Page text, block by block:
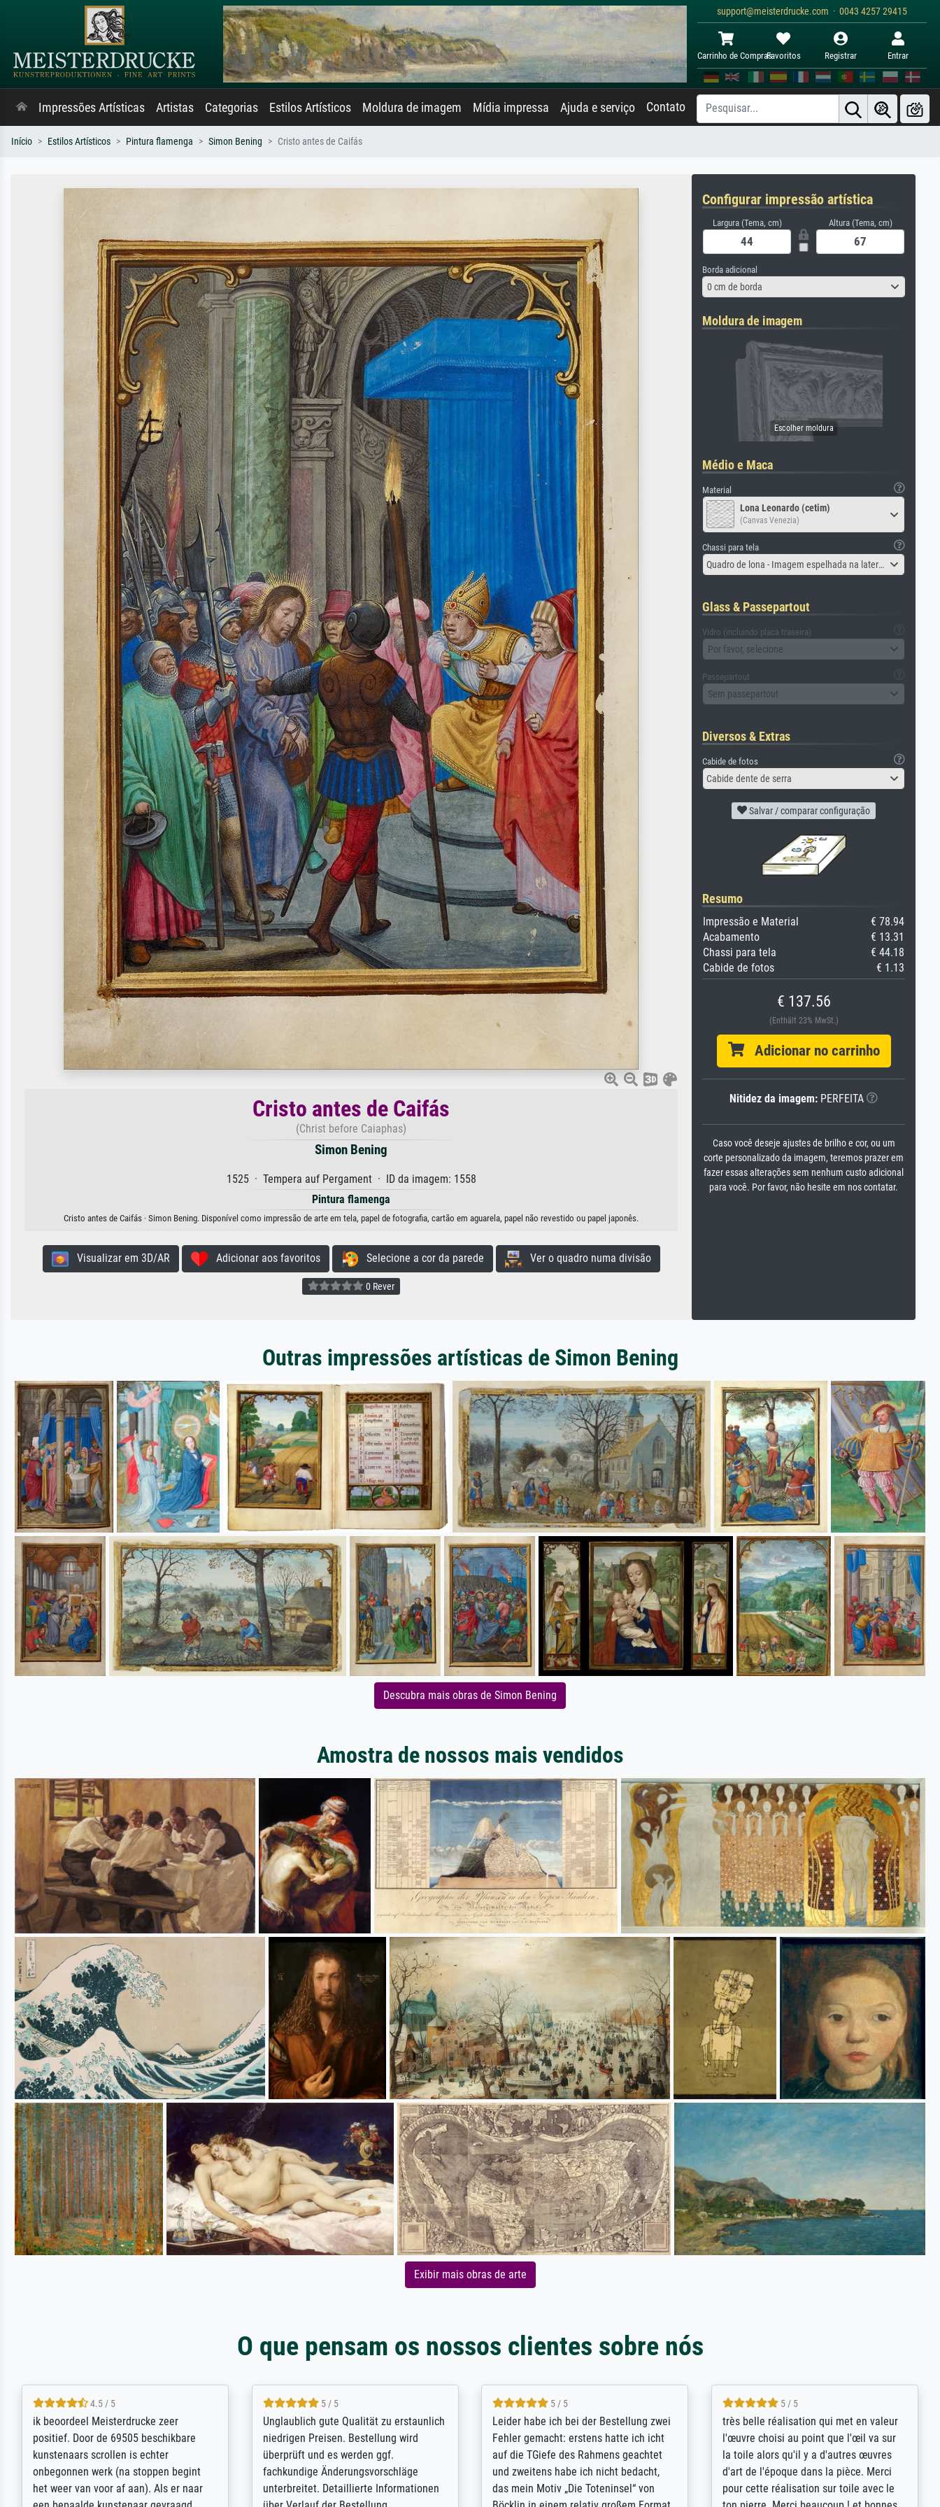
support@meisterdrucke.com · 0043 4257 29415
Carrinho de ComprasFavoritos Registrar Entrar
Impressões Artísticas Artistas Categorias Estilos Artísticos Moldura de imagem Mídia impressa Ajuda e serviço Contato
Início Estilos Artísticos Pintura flamenga Simon Bening Cristo antes de Caifás
Cristo antes de Caifás
(Christ before Caiaphas)
Simon Bening
1525 · Tempera auf Pergament · ID da imagem: 1558
Pintura flamenga
Cristo antes de Caifás · Simon Bening. Disponível como impressão de arte em tela, papel de fotografia, cartão em aguarela, papel não revestido ou papel japonês.
Visualizar em 3D/AR Adicionar aos favoritos Selecione a cor da parede Ver o quadro numa divisão
0 Rever
Configurar impressão artística
Largura (Tema, cm) Altura (Tema, cm)
Borda adicional
0 cm de borda
Moldura de imagem
Médio e Maca
Material
Lona Leonardo (cetim)
(Canvas Venezia)
Chassi para tela
Quadro de lona - Imagem espelhada na lateral
Glass & Passepartout
Vidro (incluindo placa traseira)
Por favor, selecione
Passepartout
Sem passepartout
Diversos & Extras
Cabide de fotos
Cabide dente de serra
Salvar / comparar configuração
Resumo
Impressão e Material
€ 78.94
Acabamento
€ 13.31
Chassi para tela
€ 44.18
Cabide de fotos
€ 1.13
€ 137.56
(Enthält 23% MwSt.)
Adicionar no carrinho
Nitidez da imagem: PERFEITA
Caso você deseje ajustes de brilho e cor, ou um
corte personalizado da imagem, teremos prazer em
fazer essas alterações sem nenhum custo adicional
para você. Por favor, não hesite em nos contatar.
Outras impressões artísticas de Simon Bening
Descubra mais obras de Simon Bening
Amostra de nossos mais vendidos
Exibir mais obras de arte
O que pensam os nossos clientes sobre nós
5 / 5
Die Zufriedenheit ist auch nicht dadurch
getrübt, dass das Bild entgegen einer
angegebenen Lieferanschrift (sollte
eine Überraschung für die normannische
Ehefrau sein zum Hochzeits- gleichzeitig
5 / 5
Excellent / Highly recommended. The
selection, ordering and payment process
were easy, shipping was efficient and
the item itself exceeds expectations. I
am based in the UK and found the site
5 / 5
The team at Meisterdrucke strives to
meet its clients demands, and provides
expert advice on how to obtain the best
results for the prints requested by the
client. The company has a vast
5 / 5
eine große Auswahl an Bildern und
deren Reproduktionsmöglichkeiten;
wurde sehr gut durch die einzelnen
Bestellkriterien geführt, verständliche
Erklärungen, z.B. mit Bilddarstellungen,